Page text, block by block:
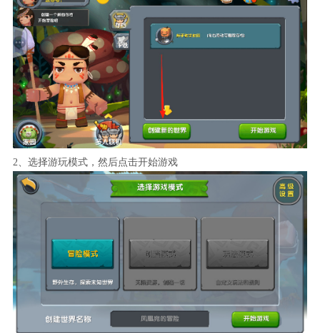
2、选择游玩模式，然后点击开始游戏